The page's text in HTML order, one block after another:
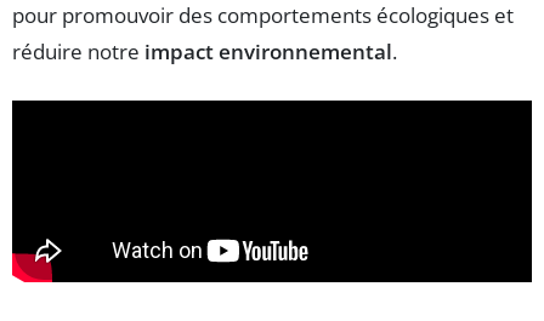
pour promouvoir des comportements écologiques et
réduire notre impact environnemental.